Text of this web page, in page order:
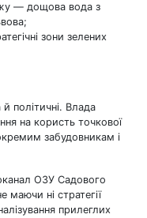
— дощова вода з
зони зелених
політичні. Влада
на користь точкової
забудовникам і
ОЗУ Садового
маючи ні стратегії
прилеглих